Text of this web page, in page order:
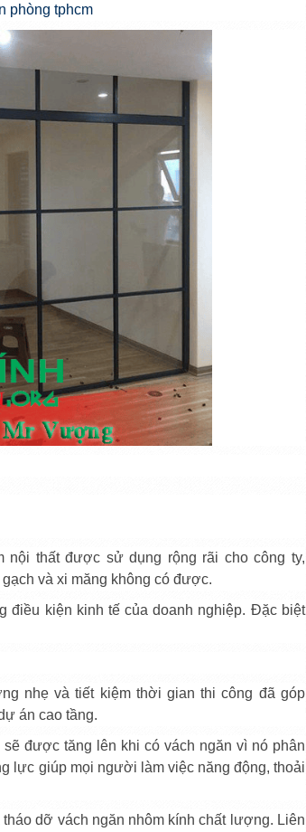
phòng tphcm
nội thất được sử dụng rộng rãi cho công ty,
và xi măng không có được.
điều kiện kinh tế của doanh nghiệp. Đặc biệt
nhẹ và tiết kiệm thời gian thi công đã góp
án cao tầng.
được tăng lên khi có vách ngăn vì nó phân
lực giúp mọi người làm việc năng động, thoải
dỡ vách ngăn nhôm kính chất lượng. Liên